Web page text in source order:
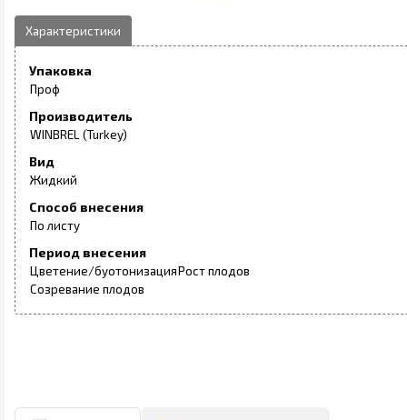
Упаковка
Проф
Производитель
WINBREL (Turkey)
Вид
Жидкий
Способ внесения
По листу
Период внесения
Цветение/буотонизацияРост плодов
Созревание плодов